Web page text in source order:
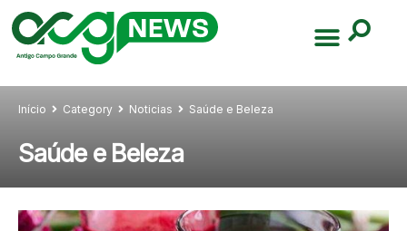
Início Category Noticias Saúde e Beleza
Saúde e Beleza